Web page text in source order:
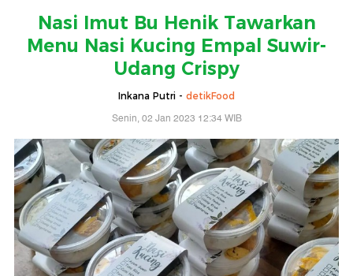
Nasi Imut Bu Henik Tawarkan
Menu Nasi Kucing Empal Suwir-
Udang Crispy
Inkana Putri - detikFood
Senin, 02 Jan 2023 12:34 WIB